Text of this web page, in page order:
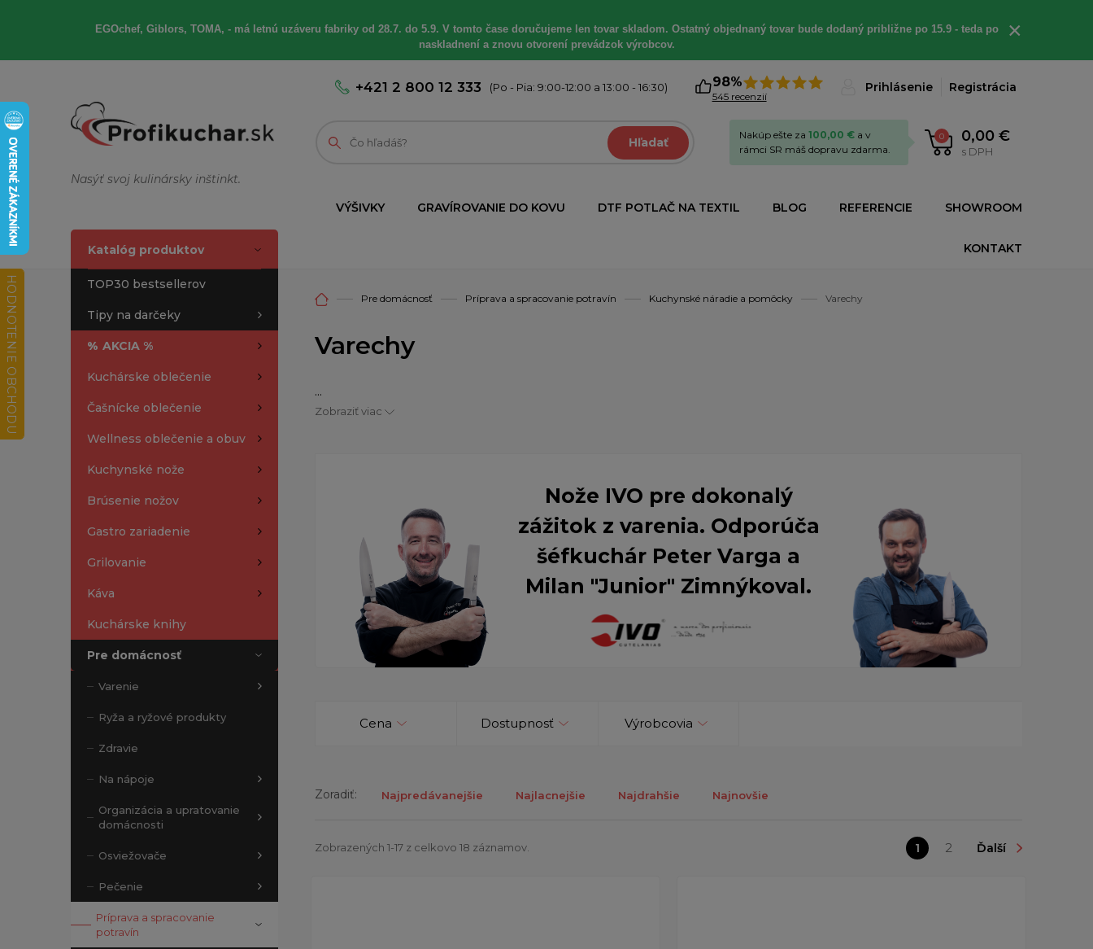
EGOchef, Giblors, TOMA, - má letnú uzáveru fabriky od 28.7. do 5.9. V tomto čase doručujeme len tovar skladom. Ostatný objednaný tovar bude dodaný približne po 15.9 - teda po
naskladnení a znovu otvorení prevádzok výrobcov.
×
Nasýť svoj kulinársky inštinkt.
+421 2 800 12 333 (Po - Pia: 9:00-12:00 a 13:00 - 16:30) 98%
545 recenzií
Prihlásenie Registrácia
Hľadať 0 0,00 €
s DPH
Nakúp ešte za 100,00 € a v
rámci SR máš dopravu zdarma.
VÝŠIVKY GRAVÍROVANIE DO KOVU DTF POTLAČ NA TEXTIL BLOG REFERENCIE SHOWROOM
KONTAKT
Katalóg produktov
TOP30 bestsellerov
Tipy na darčeky
% AKCIA %
Kuchárske oblečenie
Čašnícke oblečenie
Wellness oblečenie a obuv
Kuchynské nože
Brúsenie nožov
Gastro zariadenie
Grilovanie
Káva
Kuchárske knihy
Pre domácnosť
Varenie
Ryža a ryžové produkty
Zdravie
Na nápoje
Organizácia a upratovanie
domácnosti
Osviežovače
Pečenie
Príprava a spracovanie
potravín
Pre domácnosť Príprava a spracovanie potravín Kuchynské náradie a pomôcky Varechy
Varechy
...
Zobraziť viac
Nože IVO pre dokonalý
zážitok z varenia. Odporúča
šéfkuchár Peter Varga a
Milan "Junior" Zimnýkoval.
Cena Dostupnosť Výrobcovia
Zoradiť: Najpredávanejšie Najlacnejšie Najdrahšie Najnovšie
Zobrazených 1-17 z celkovo 18 záznamov. 1 2 Ďalší
HODNOTENIE OBCHODU